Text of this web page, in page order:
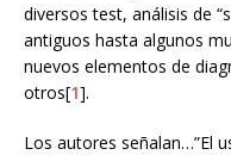
diversos test, análisis de
antiguos hasta algunos
nuevos elementos de
otros[1].
Los autores señalan…”El